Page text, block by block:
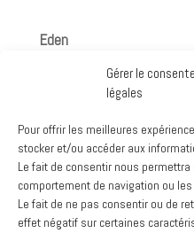
Gérer le
légales
Pour offrir les meilleures
stocker et/ou accéder aux
Le fait de consentir nous
comportement de navigation ou
Le fait de ne pas consentir ou de
effet négatif sur certaines
Eden
Archives
mars 2024
juillet 2020